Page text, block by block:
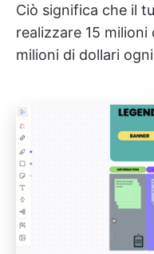
Ciò significa che il
realizzare 15
milioni di dollari